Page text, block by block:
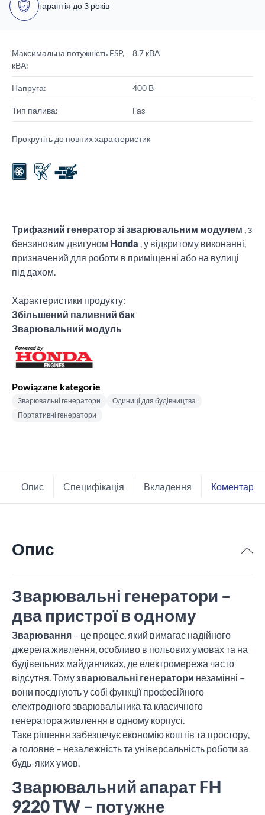
гарантія до 3 років
Максимальна потужність ESP,
кВА:
8,7 кВА
Напруга: 400 В
Тип палива: Газ
Прокрутіть до повних характеристик
Трифазний генератор зі зварювальним модулем , з
бензиновим двигуном Honda , у відкритому виконанні,
призначений для роботи в приміщенні або на вулиці
під дахом.
Характеристики продукту:
Збільшений паливний бак
Зварювальний модуль
Powiązane kategorie
Зварювальні генератори
Одиниці для будівництва
Портативні генератори
Опис Специфікація Вкладення Коментарі
Опис
Зварювальні генератори –
два пристрої в одному
Зварювання – це процес, який вимагає надійного
джерела живлення, особливо в польових умовах та на
будівельних майданчиках, де електромережа часто
відсутня. Томузварювальні генератори незамінні –
вони поєднують у собі функції професійного
електродного зварювальника та класичного
генератора живлення в одному корпусі.
Таке рішення забезпечує економію коштів та простору,
а головне – незалежність та універсальність роботи за
будь-яких умов.
Зварювальний апарат FH
9220 TW – потужне